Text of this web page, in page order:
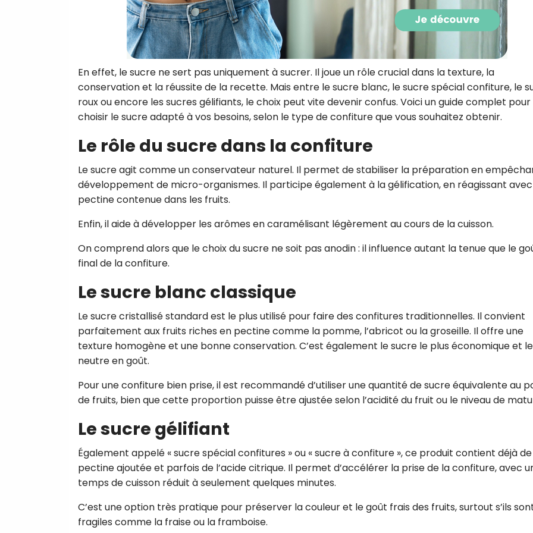
En effet, le sucre ne sert pas uniquement à sucrer. Il joue un rôle crucial dans la texture, la
conservation et la réussite de la recette. Mais entre le sucre blanc, le sucre spécial confiture, le
roux ou encore les sucres gélifiants, le choix peut vite devenir confus. Voici un guide complet pour
choisir le sucre adapté à vos besoins, selon le type de confiture que vous souhaitez obtenir.
Le rôle du sucre dans la confiture
Le sucre agit comme un conservateur naturel. Il permet de stabiliser la préparation en
développement de micro-organismes. Il participe également à la gélification, en réagissant
pectine contenue dans les fruits.
Enfin, il aide à développer les arômes en caramélisant légèrement au cours de la cuisson.
On comprend alors que le choix du sucre ne soit pas anodin : il influence autant la tenue que le
final de la confiture.
Le sucre blanc classique
Le sucre cristallisé standard est le plus utilisé pour faire des confitures traditionnelles. Il convient
parfaitement aux fruits riches en pectine comme la pomme, l’abricot ou la groseille. Il offre une
texture homogène et une bonne conservation. C’est également le sucre le plus économique et
neutre en goût.
Pour une confiture bien prise, il est recommandé d’utiliser une quantité de sucre équivalente au
de fruits, bien que cette proportion puisse être ajustée selon l’acidité du fruit ou le niveau de
Le sucre gélifiant
Également appelé « sucre spécial confitures » ou « sucre à confiture », ce produit contient déjà
pectine ajoutée et parfois de l’acide citrique. Il permet d’accélérer la prise de la confiture, avec
temps de cuisson réduit à seulement quelques minutes.
C’est une option très pratique pour préserver la couleur et le goût frais des fruits, surtout s’ils
fragiles comme la fraise ou la framboise.
CROQ.
Je consens à ce que la société
Prisma Players analyse le taux
des courriels pour mesurer et
performances des campagnes.
pourrons savoir si vous ouvrez les
l'heure à laquelle vous le faites ainsi
Je reçois mon cadeau !
personnalisées. Vous pourrez vous désinscrire en
désabonnement intégré dans la newsletter. Pour en